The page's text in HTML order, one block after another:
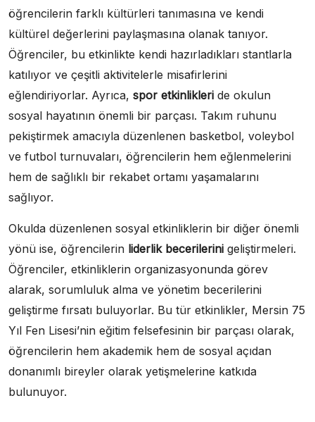
öğrencilerin farklı kültürleri tanımasına ve kendi
kültürel değerlerini paylaşmasına olanak tanıyor.
Öğrenciler, bu etkinlikte kendi hazırladıkları stantlarla
katılıyor ve çeşitli aktivitelerle misafirlerini
eğlendiriyorlar. Ayrıca, spor etkinlikleri de okulun
sosyal hayatının önemli bir parçası. Takım ruhunu
pekiştirmek amacıyla düzenlenen basketbol, voleybol
ve futbol turnuvaları, öğrencilerin hem eğlenmelerini
hem de sağlıklı bir rekabet ortamı yaşamalarını
sağlıyor.
Okulda düzenlenen sosyal etkinliklerin bir diğer önemli
yönü ise, öğrencilerin liderlik becerilerini geliştirmeleri.
Öğrenciler, etkinliklerin organizasyonunda görev
alarak, sorumluluk alma ve yönetim becerilerini
geliştirme fırsatı buluyorlar. Bu tür etkinlikler, Mersin 75
Yıl Fen Lisesi’nin eğitim felsefesinin bir parçası olarak,
öğrencilerin hem akademik hem de sosyal açıdan
donanımlı bireyler olarak yetişmelerine katkıda
bulunuyor.